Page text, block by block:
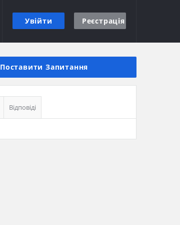
Увійти Реєстрація
Поставити Запитання
Відповіді